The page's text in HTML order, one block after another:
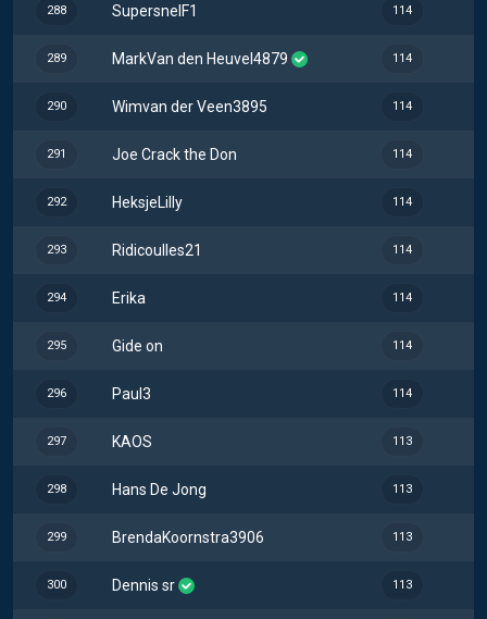
288 SupersnelF1 114
289 MarkVan den Heuvel4879 114
290 Wimvan der Veen3895 114
291 Joe Crack the Don 114
292 HeksjeLilly 114
293 Ridicoulles21 114
294 Erika 114
295 Gide on 114
296 Paul3 114
297 KAOS 113
298 Hans De Jong 113
299 BrendaKoornstra3906 113
300 Dennis sr 113